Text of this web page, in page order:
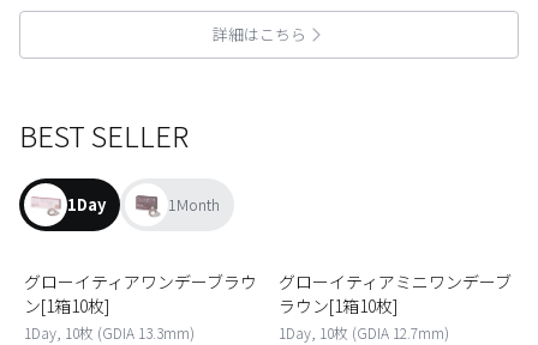
詳細はこちら
BEST SELLER
1Day 1Month
1
グローイティアワンデーブラウ
ン[1箱10枚]
1Day, 10枚 (GDIA 13.3mm)
2
グローイティアミニワンデーブ
ラウン[1箱10枚]
1Day, 10枚 (GDIA 12.7mm)